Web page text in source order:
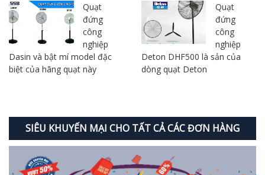
Quạt
đứng
công
nghiệp
Dasin và bật mí model đặc
biệt của hãng quạt này
Quạt
đứng
công
nghiệp
Deton DHF500 là sản của
dòng quạt Deton
SIÊU KHUYẾN MẠI CHO TẤT CẢ CÁC ĐƠN HÀNG